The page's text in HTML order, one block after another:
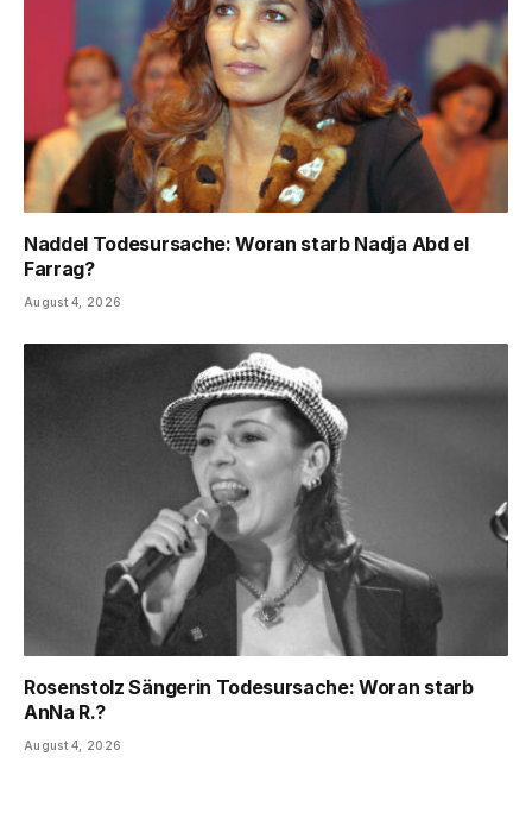
Naddel Todesursache: Woran starb Nadja Abd el
Farrag?
August 4, 2026
Rosenstolz Sängerin Todesursache: Woran starb
AnNa R.?
August 4, 2026